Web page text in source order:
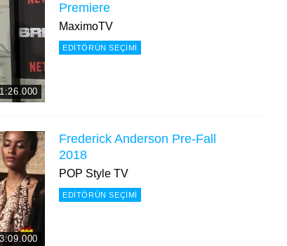
Premiere
MaximoTV
EDITÖRÜN SEÇIMI
Frederick Anderson Pre-Fall
2018
POP Style TV
EDITÖRÜN SEÇIMI